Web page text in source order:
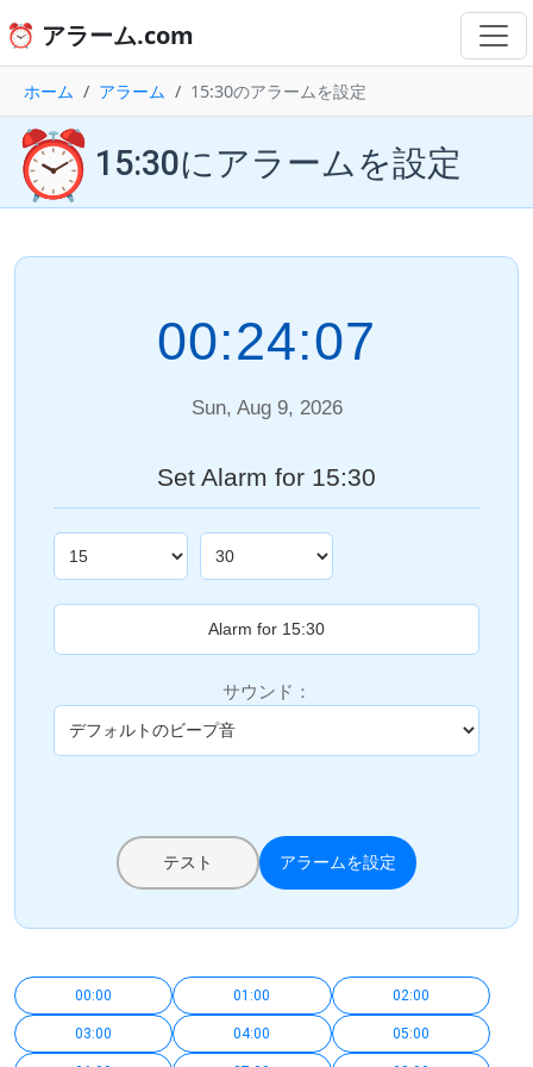
⏰ アラーム.com
ホーム アラーム 15:30のアラームを設定
⏰ 15:30にアラームを設定
00:24:07
Sun, Aug 9, 2026
Set Alarm for 15:30
サウンド：
テスト アラームを設定
00:00 01:00 02:00
03:00 04:00 05:00